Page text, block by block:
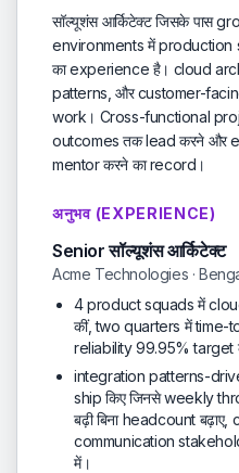
सॉल्यूशंस आर्किटेक्ट जिसके पास
environments में production
का experience है। cloud
patterns, और customer-
work। Cross-functional
outcomes तक lead करने और
mentor करने का record।
अनुभव (EXPERIENCE)
Senior सॉल्यूशंस आर्किटेक्ट
Acme Technologies ·
4 product squads में
कीं, two quarters में time-
reliability 99.95% target
integration patterns-
ship किए जिनसे weekly
बढ़ी बिना headcount
communication
में।